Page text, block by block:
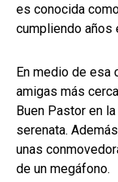
es conocida
cumpliendo años
En medio de esa
amigas más
Buen Pastor en
serenata.
unas
de un megáfono.